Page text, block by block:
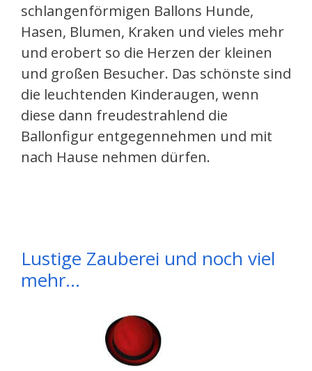
schlangenförmigen Ballons Hunde,
Hasen, Blumen, Kraken und vieles mehr
und erobert so die Herzen der kleinen
und großen Besucher. Das schönste sind
die leuchtenden Kinderaugen, wenn
diese dann freudestrahlend die
Ballonfigur entgegennehmen und mit
nach Hause nehmen dürfen.
Lustige Zauberei und noch viel
mehr…